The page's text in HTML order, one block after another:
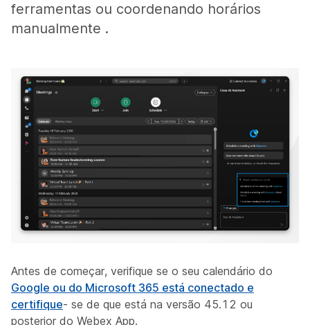
ferramentas ou coordenando horários
manualmente .
Antes de começar, verifique se o seu calendário do
Google ou do Microsoft 365 está conectado e
certifique- se de que está na versão 45.12 ou
posterior do Webex App.